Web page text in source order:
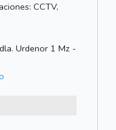
CCTV,
Urdenor 1 Mz -